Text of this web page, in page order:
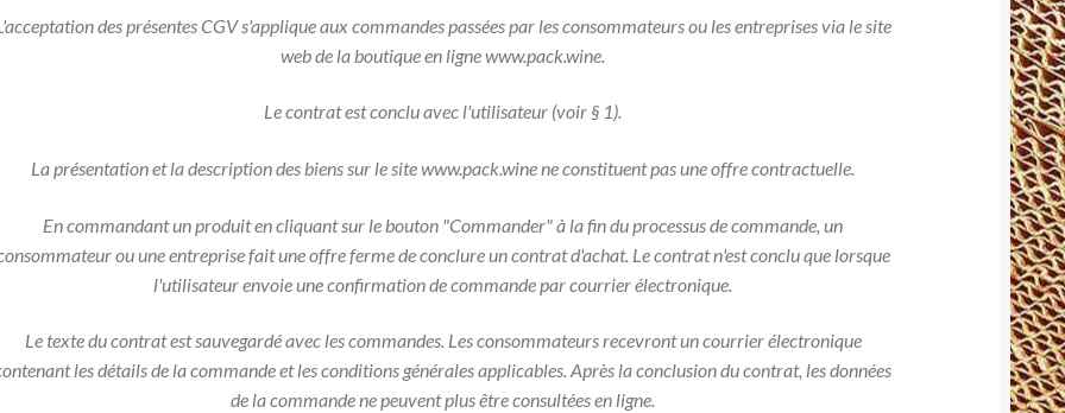
des présentes CGV s'applique aux commandes passées par les consommateurs ou les entreprises via le site
web de la boutique en ligne www.pack.wine.
Le contrat est conclu avec l'utilisateur (voir § 1).
La présentation et la description des biens sur le site www.pack.wine ne constituent pas une offre contractuelle.
En commandant un produit en cliquant sur le bouton "Commander" à la fin du processus de commande, un
ou une entreprise fait une offre ferme de conclure un contrat d'achat. Le contrat n'est conclu que lorsque
l'utilisateur envoie une confirmation de commande par courrier électronique.
Le texte du contrat est sauvegardé avec les commandes. Les consommateurs recevront un courrier électronique
les détails de la commande et les conditions générales applicables. Après la conclusion du contrat, les données
de la commande ne peuvent plus être consultées en ligne.